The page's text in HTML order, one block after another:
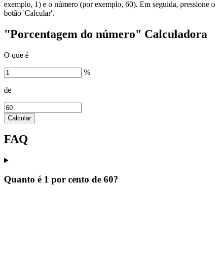
exemplo, 1) e o número (por exemplo, 60). Em seguida, pressione o
botão 'Calcular'.
"Porcentagem do número" Calculadora
O que é
%
de
Calcular
FAQ
Quanto é 1 por cento de 60?